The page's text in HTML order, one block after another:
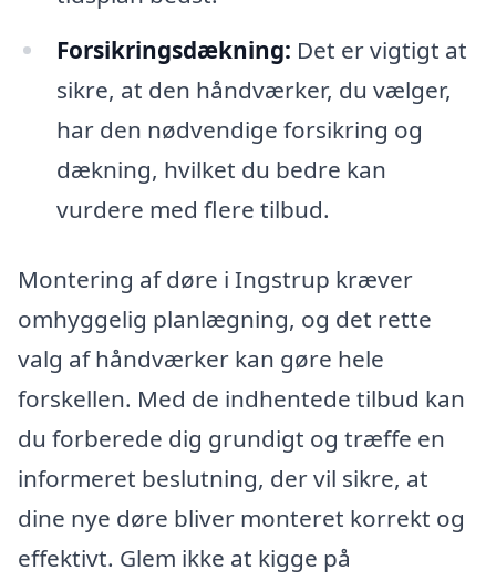
Forsikringsdækning: Det er vigtigt at
sikre, at den håndværker, du vælger,
har den nødvendige forsikring og
dækning, hvilket du bedre kan
vurdere med flere tilbud.
Montering af døre i Ingstrup kræver
omhyggelig planlægning, og det rette
valg af håndværker kan gøre hele
forskellen. Med de indhentede tilbud kan
du forberede dig grundigt og træffe en
informeret beslutning, der vil sikre, at
dine nye døre bliver monteret korrekt og
effektivt. Glem ikke at kigge på